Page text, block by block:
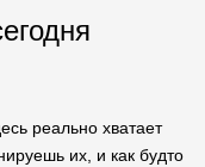
реально хватает
их, и как будто